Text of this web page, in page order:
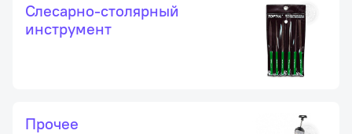
Слесарно-столярный
инструмент
Прочее